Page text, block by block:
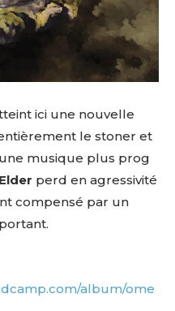
ici une nouvelle
le stoner et
musique plus prog
Elder perd en agressivité
compensé par un
album/ome